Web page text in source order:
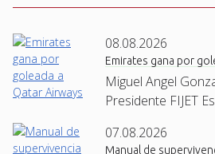
08.08.2026
Emirates gana por
Miguel Angel
Presidente FIJET
07.08.2026
Manual de